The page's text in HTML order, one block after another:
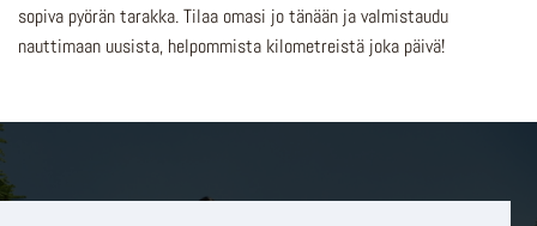
sopiva pyörän tarakka. Tilaa omasi jo tänään ja valmistaudu
nauttimaan uusista, helpommista kilometreistä joka päivä!